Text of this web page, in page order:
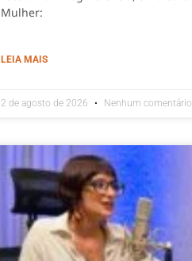
Mulher:
LEIA MAIS
2 de agosto de 2026 Nenhum comentário